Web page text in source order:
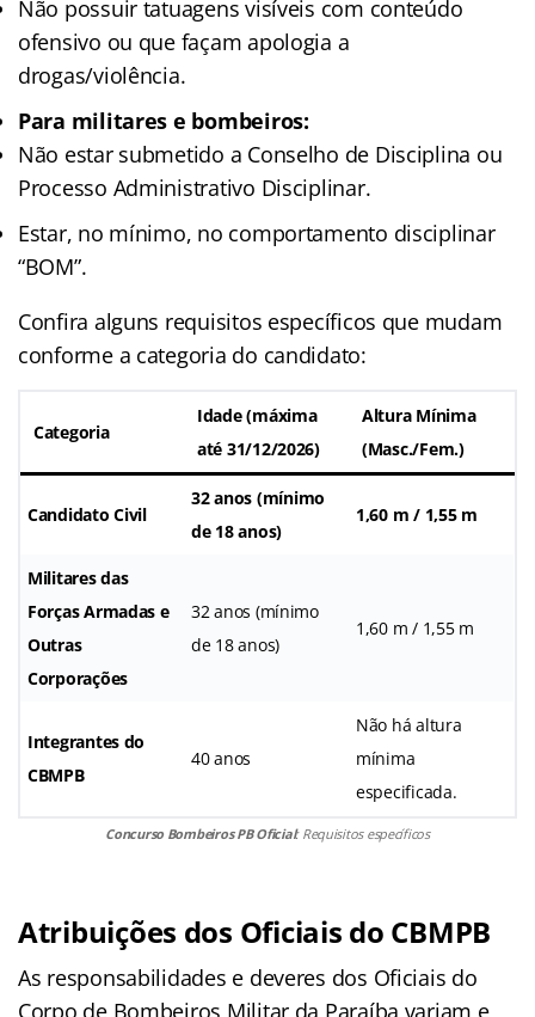
Não possuir tatuagens visíveis com conteúdo
ofensivo ou que façam apologia a
drogas/violência.
Para militares e bombeiros:
Não estar submetido a Conselho de Disciplina ou
Processo Administrativo Disciplinar.
Estar, no mínimo, no comportamento disciplinar
“BOM”.
Confira alguns requisitos específicos que mudam
conforme a categoria do candidato:
Categoria
Idade (máxima
até 31/12/2026)
Altura Mínima
(Masc./Fem.)
Candidato Civil
32 anos (mínimo
de 18 anos)
1,60 m / 1,55 m
Militares das
Forças Armadas e
Outras
Corporações
32 anos (mínimo
de 18 anos)
1,60 m / 1,55 m
Integrantes do
CBMPB
40 anos
Não há altura
mínima
especificada.
Concurso Bombeiros PB Oficial: Requisitos específicos
Atribuições dos Oficiais do CBMPB
As responsabilidades e deveres dos Oficiais do
Corpo de Bombeiros Militar da Paraíba variam e